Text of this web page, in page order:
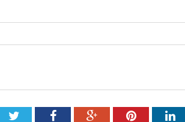
TwitterFacebookGoogle+Pinterest